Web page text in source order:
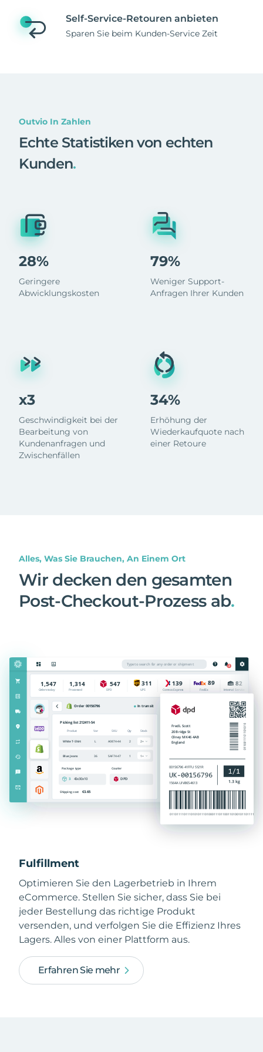
Self-Service-Retouren anbieten
Sparen Sie beim Kunden-Service Zeit
Outvio In Zahlen
Echte Statistiken von echten
Kunden.
28%
Geringere
Abwicklungskosten
x3
Geschwindigkeit bei der
Bearbeitung von
Kundenanfragen und
Zwischenfällen
79%
Weniger Support-
Anfragen Ihrer Kunden
34%
Erhöhung der
Wiederkaufquote nach
einer Retoure
Alles, Was Sie Brauchen, An Einem Ort
Wir decken den gesamten
Post-Checkout-Prozess ab.
Fulfillment
Optimieren Sie den Lagerbetrieb in Ihrem
eCommerce. Stellen Sie sicher, dass Sie bei
jeder Bestellung das richtige Produkt
versenden, und verfolgen Sie die Effizienz Ihres
Lagers. Alles von einer Plattform aus.
Erfahren Sie mehr